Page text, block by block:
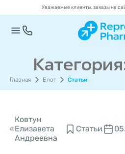
Уважаемые клиенты, заказы на
Главная Блог Статьи
Ковтун
Елизавета
Андреевна
Статьи